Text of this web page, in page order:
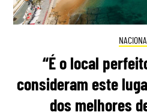
“É o local
consideram este
dos melhores